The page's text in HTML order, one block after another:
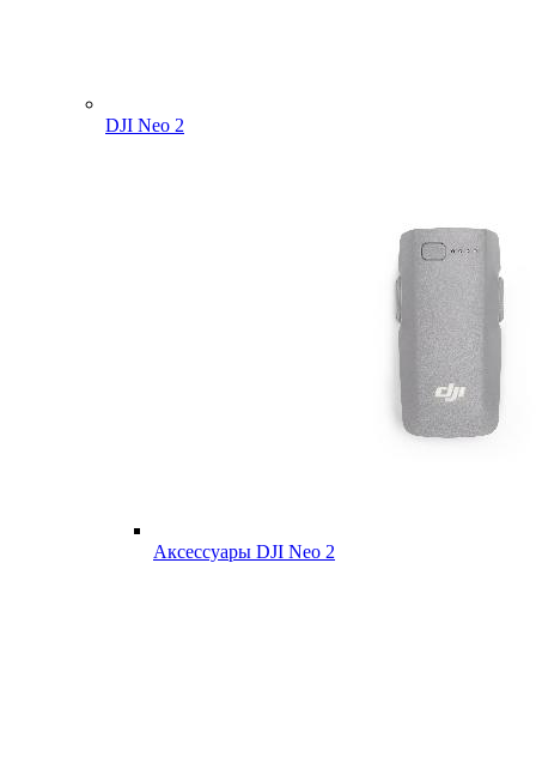
DJI Neo 2
Аксессуары DJI Neo 2